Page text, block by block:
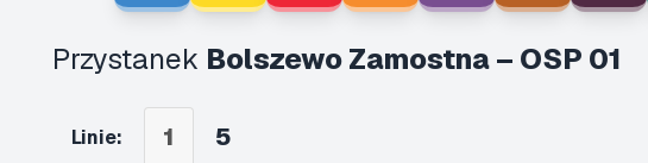
Przystanek Bolszewo Zamostna – OSP 01
Linie: 1 5